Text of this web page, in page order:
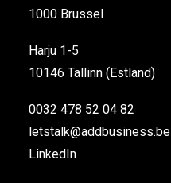
1000 Brussel
Harju 1-5
10146 Tallinn (Estland)
0032 478 52 04 82
letstalk@addbusiness.be
LinkedIn